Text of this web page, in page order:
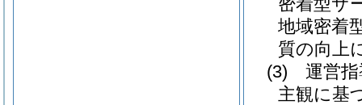
地域密着
質の向上
(3)
運営
主観に基